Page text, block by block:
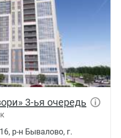
3-ья очередь
р-н Бывалово, г.